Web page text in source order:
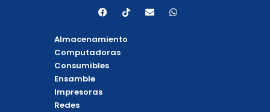
F
a
e
b
o
o
k
T
i
o
E
n
W
h
Almacenamiento
Computadoras
Consumibles
Ensamble
Impresoras
Redes